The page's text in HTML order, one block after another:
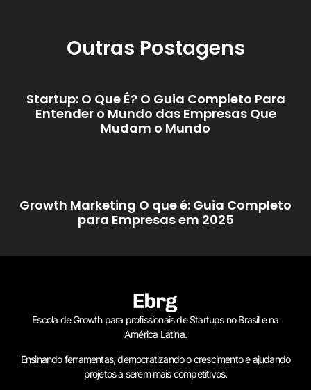
Outras Postagens
Startup: O Que É? O Guia Completo Para
Entender o Mundo das Empresas Que
Mudam o Mundo
Growth Marketing O que é: Guia Completo
para Empresas em 2025
Escola de Growth para profissionais de Startups no Brasil e na
América Latina.
Ensinando ferramentas, democratizando o crescimento e ajudando
projetos a serem mais competitivos.